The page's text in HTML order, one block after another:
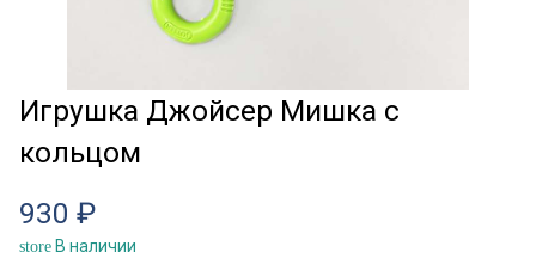
Игрушка Джойсер Мишка с
кольцом
930 ₽
store В наличии